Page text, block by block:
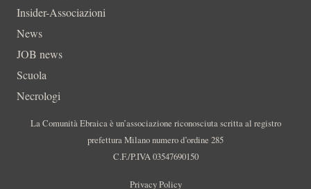
Insider-Associazioni
News
JOB news
Scuola
Necrologi
La Comunità Ebraica è un’associazione riconosciuta scritta al registro
prefettura Milano numero d’ordine 285
C.F./P.IVA 03547690150
Privacy Policy